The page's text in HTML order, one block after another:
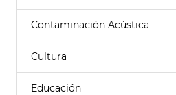
Contaminación Acústica
Cultura
Educación